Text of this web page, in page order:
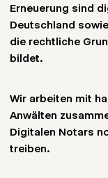
Erneuerung sind
Deutschland
die rechtliche
bildet.
Wir arbeiten mit
Anwälten
Digitalen Notars
treiben.